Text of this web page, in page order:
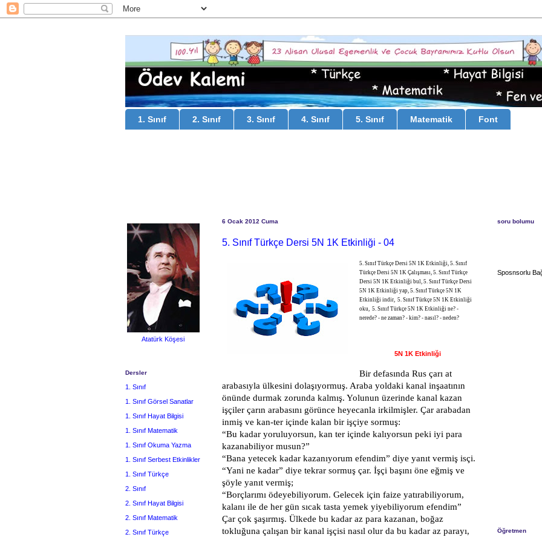
1. Sınıf 2. Sınıf 3. Sınıf 4. Sınıf 5. Sınıf Matematik Font
6 Ocak 2012 Cuma
5. Sınıf Türkçe Dersi 5N 1K Etkinliği - 04
5. Sınıf Türkçe Dersi 5N 1K Etkinliği, 5. Sınıf
Türkçe Dersi 5N 1K Çalışması, 5. Sınıf Türkçe
Dersi 5N 1K Etkinliği bul, 5. Sınıf Türkçe Dersi
5N 1K Etkinliği yap, 5. Sınıf Türkçe 5N 1K
Etkinliği indir, 5. Sınıf Türkçe 5N 1K Etkinliği
oku, 5. Sınıf Türkçe 5N 1K Etkinliği ne? -
nerede? - ne zaman? - kim? - nasıl? - neden?
5N 1K Etkinliği
Bir defasında Rus çarı at
arabasıyla ülkesini dolaşıyormuş. Araba yoldaki kanal inşaatının
önünde durmak zorunda kalmış. Yolunun üzerinde kanal kazan
işçiler çarın arabasını görünce heyecanla irkilmişler. Çar arabadan
inmiş ve kan-ter içinde kalan bir işçiye sormuş:
“Bu kadar yoruluyorsun, kan ter içinde kalıyorsun peki iyi para
kazanabiliyor musun?”
“Bana yetecek kadar kazanıyorum efendim” diye yanıt vermiş isçi.
“Yani ne kadar” diye tekrar sormuş çar. İşçi başını öne eğmiş ve
şöyle yanıt vermiş;
“Borçlarımı ödeyebiliyorum. Gelecek için faize yatırabiliyorum,
kalanı ile de her gün sıcak tasta yemek yiyebiliyorum efendim”
Çar çok şaşırmış. Ülkede bu kadar az para kazanan, boğaz
tokluğuna çalışan bir kanal işçisi nasıl olur da bu kadar az parayı,
Atatürk Köşesi
Dersler
1. Sınıf
1. Sınıf Görsel Sanatlar
1. Sınıf Hayat Bilgisi
1. Sınıf Matematik
1. Sınıf Okuma Yazma
1. Sınıf Serbest Etkinlikler
1. Sınıf Türkçe
2. Sınıf
2. Sınıf Hayat Bilgisi
2. Sınıf Matematik
2. Sınıf Türkçe
soru bolumu
Sposnsorlu
Öğretmen